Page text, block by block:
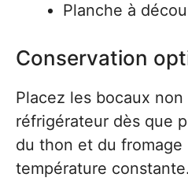
Planche à
Conservation
Placez les bocaux non
réfrigérateur dès que
du thon et du
température